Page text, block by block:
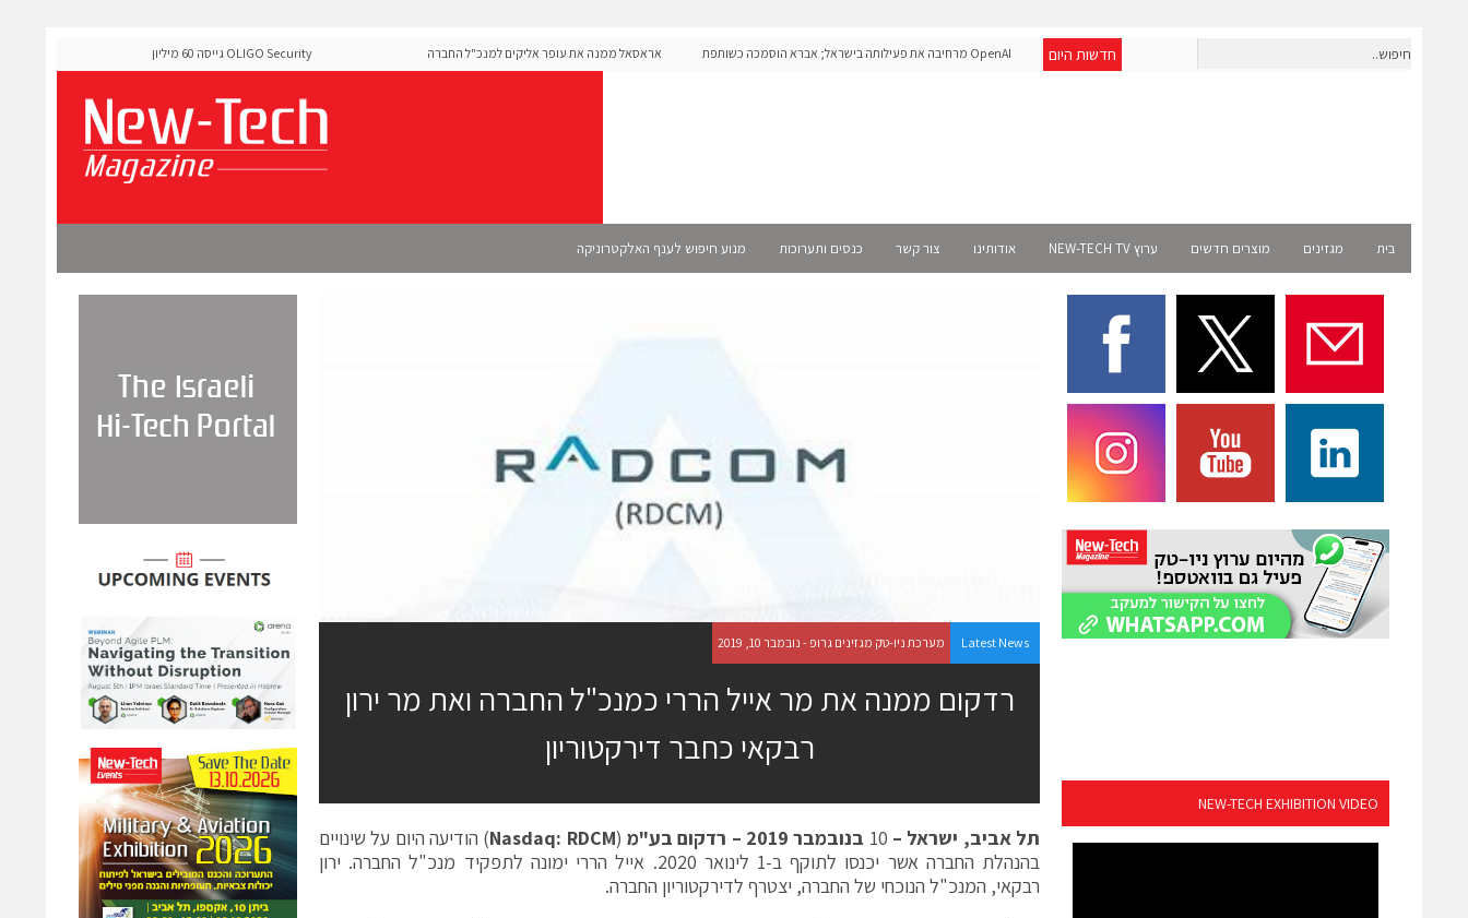
חדשות היום
חברת IAIG גייסה 6 מיליון דולר להקמת חברות תוכנה שנבנו מראש
OpenAI מרחיבה את פעילותה בישראל; אברא הוסמכה כשותפת
אראסאל ממנה את עופר אליקים למנכ"ל החברה
OLIGO Security גייסה 60 מיליון דולר להרחבת פלטפורמת אבטחת
בית מגזינים מוצרים חדשים ערוץ NEW-TECH TV אודותינו צור קשר כנסים ותערוכות מנוע חיפוש לענף האלקטרוניקה
Latest News מערכת ניו-טק מגזינים גרופ - נובמבר 10, 2019
רדקום ממנה את מר אייל הררי כמנכ"ל החברה ואת מר ירון
רבקאי כחבר דירקטוריון
תל אביב, ישראל –
10 בנובמבר 2019 – רדקום בע"מ(
Nasdaq: RDCM) הודיעה היום על שינויים
בהנהלת החברה אשר יכנסו לתוקף ב-1 לינואר 2020. אייל הררי ימונה לתפקיד מנכ"ל החברה. ירון
רבקאי, המנכ"ל הנוכחי של החברה, יצטרף לדירקטוריון החברה.
NEW-TECH EXHIBITION VIDEO